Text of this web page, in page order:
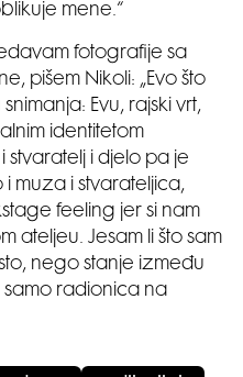
mene.“
fotografije sa
pišem Nikoli: „Evo što
Evu, rajski vrt,
identitetom
stvaratelj i djelo pa je
muza i stvarateljica,
feeling jer si nam
ateljeu. Jesam li što sam
nego stanje između
samo radionica na